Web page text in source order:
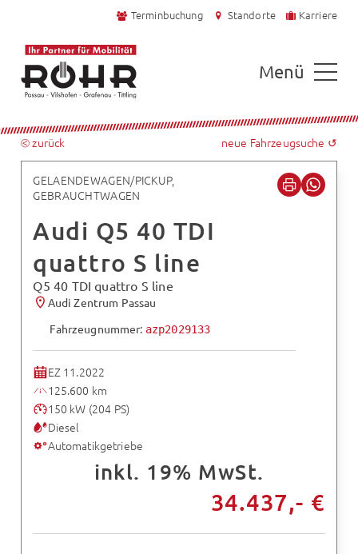
Terminbuchung Standorte Karriere
Menü
⧀ zurück neue Fahrzeugsuche ↺
GELAENDEWAGEN/PICKUP,
GEBRAUCHTWAGEN
Audi Q5 40 TDI
quattro S line
Q5 40 TDI quattro S line
Audi Zentrum Passau
Fahrzeugnummer: azp2029133
EZ 11.2022
125.600 km
150 kW (204 PS)
Diesel
Automatikgetriebe
inkl. 19% MwSt.
34.437,- €